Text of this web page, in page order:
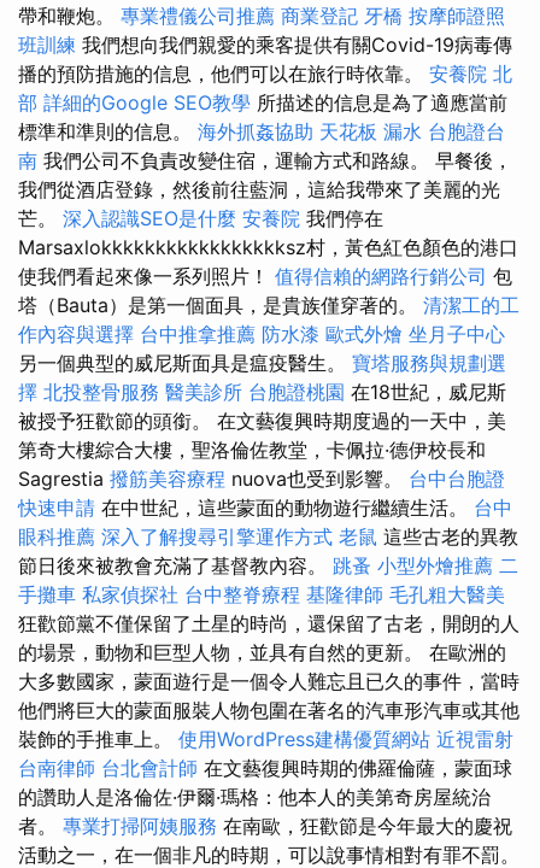
帶和鞭炮。 專業禮儀公司推薦 商業登記 牙橋 按摩師證照
班訓練 我們想向我們親愛的乘客提供有關Covid-19病毒傳
播的預防措施的信息，他們可以在旅行時依靠。 安養院 北
部 詳細的Google SEO教學 所描述的信息是為了適應當前
標準和準則的信息。 海外抓姦協助 天花板 漏水 台胞證台
南 我們公司不負責改變住宿，運輸方式和路線。 早餐後，
我們從酒店登錄，然後前往藍洞，這給我帶來了美麗的光
芒。 深入認識SEO是什麼 安養院 我們停在
Marsaxlokkkkkkkkkkkkkkkkksz村，黃色紅色顏色的港口
使我們看起來像一系列照片！ 值得信賴的網路行銷公司 包
塔（Bauta）是第一個面具，是貴族僅穿著的。 清潔工的工
作內容與選擇 台中推拿推薦 防水漆 歐式外燴 坐月子中心
另一個典型的威尼斯面具是瘟疫醫生。 寶塔服務與規劃選
擇 北投整骨服務 醫美診所 台胞證桃園 在18世紀，威尼斯
被授予狂歡節的頭銜。 在文藝復興時期度過的一天中，美
第奇大樓綜合大樓，聖洛倫佐教堂，卡佩拉·德伊校長和
Sagrestia 撥筋美容療程 nuova也受到影響。 台中台胞證
快速申請 在中世紀，這些蒙面的動物遊行繼續生活。 台中
眼科推薦 深入了解搜尋引擎運作方式 老鼠 這些古老的異教
節日後來被教會充滿了基督教內容。 跳蚤 小型外燴推薦 二
手攤車 私家偵探社 台中整脊療程 基隆律師 毛孔粗大醫美
狂歡節黨不僅保留了土星的時尚，還保留了古老，開朗的人
的場景，動物和巨型人物，並具有自然的更新。 在歐洲的
大多數國家，蒙面遊行是一個令人難忘且已久的事件，當時
他們將巨大的蒙面服裝人物包圍在著名的汽車形汽車或其他
裝飾的手推車上。 使用WordPress建構優質網站 近視雷射
台南律師 台北會計師 在文藝復興時期的佛羅倫薩，蒙面球
的讚助人是洛倫佐·伊爾·瑪格：他本人的美第奇房屋統治
者。 專業打掃阿姨服務 在南歐，狂歡節是今年最大的慶祝
活動之一，在一個非凡的時期，可以說事情相對有罪不罰。